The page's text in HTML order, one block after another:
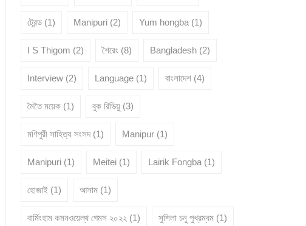
ট্রেন্ড (1) Manipuri (2) Yum hongba (1)
I S Thigom (2) শৈরেং (8) Bangladesh (2)
Interview (2) Language (1) বাংলাদেশ (4)
মৈতৈ ময়েক (1) বুক রিভিয়ু (3)
মণিপুরী সাহিত্য সংসদ (1) Manipur (1)
Manipuri (1) Meitei (1) Lairik Fongba (1)
হোজাই (1) আসাম (1)
বার্মিংহাম কমনওয়েল্থ গেমস ২০২২ (1) সুশিলা চনু পুখ্রম্বম (1)